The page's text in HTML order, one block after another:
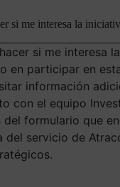
si me interesa la
si me interesa
en participar en
información
con el equipo
formulario que
del servicio de